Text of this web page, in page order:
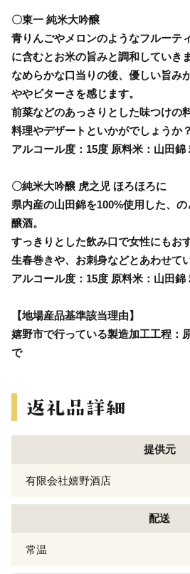
〇東一 純米大吟醸
青りんごやメロンのようなフルーテ
に含むとお米の旨みと調和していきま
なめらかな口当りの後、優しい旨み
ややビターさを感じます。
前菜などのあっさりとした味つけの
料理やデザートといかがでしょうか？
アルコール度：15度 原料米：山田錦
〇純米大吟醸 虎之児 ほろほろに
県内産の山田錦を100%使用した、
醸酒。
すっきりとした飲み口で女性にもお
生春巻きや、お刺身などとあわせて
アルコール度：15度 原料米：山田錦
【地場産品基準該当理由】
嬉野市で行っている製造加工工程：
で
提供元
有限会社嬉野酒店
配送
常温